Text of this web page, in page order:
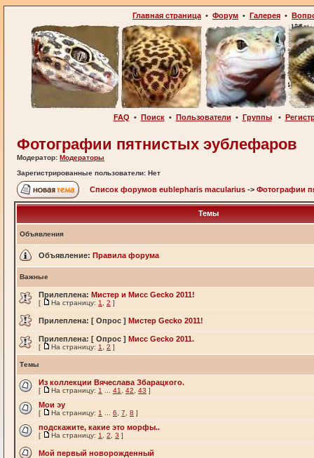
Главная страница • Форум • Галерея •
FAQ • Поиск• Пользователи • Группы•
Фотографии пятнистых эублефаров
Модератор: Модераторы
Зарегистрированные пользователи: Нет
Список форумов eublepharis macularius -> Фотографии
Темы
Объявления
Объявление: Правила форума
Важные
Прилеплена: Мистер и Мисс Gecko 2011!
[ На страницу: 1 2 ]
Прилеплена: [ Опрос ] Мистер Gecko 2011!
Прилеплена: [ Опрос ] Мисс Gecko 2011.
[ На страницу: 1 2 ]
Темы
Из коллекции Вячеслава Збарацкого.
[ На страницу: 1 41 42 43 ]
Мои эу
[ На страницу: 1 6 7 8 ]
подскажите, какие это морфы..
[ На страницу: 1 2 3 ]
Мой первый новорожденный